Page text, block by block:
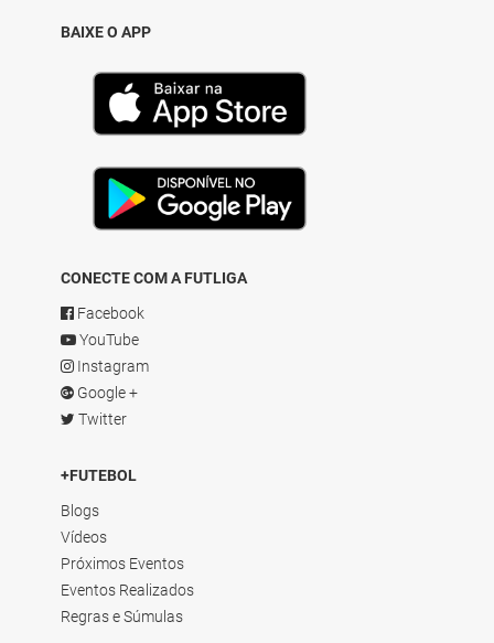
BAIXE O APP
CONECTE COM A FUTLIGA
Facebook
YouTube
Instagram
Google +
Twitter
+FUTEBOL
Blogs
Vídeos
Próximos Eventos
Eventos Realizados
Regras e Súmulas